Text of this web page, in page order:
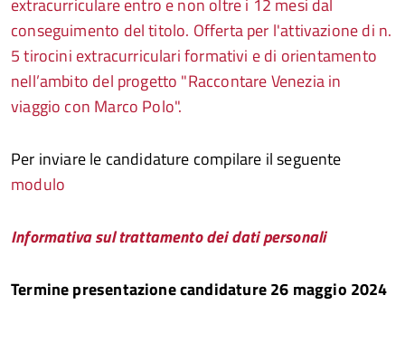
extracurriculare entro e non oltre i 12 mesi dal
conseguimento del titolo. Offerta per l'attivazione di n.
5 tirocini extracurriculari formativi e di orientamento
nell’ambito del progetto "Raccontare Venezia in
viaggio con Marco Polo".
Per inviare le candidature compilare il seguente
modulo
Informativa sul trattamento dei dati personali
Termine presentazione candidature 26 maggio 2024